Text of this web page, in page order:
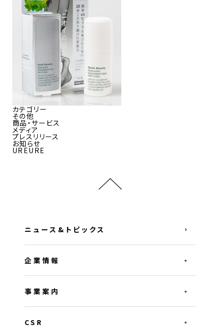
カテゴリー
その他
商品・サービス
メディア
プレスリリース
お知らせ
UREURE
ニュース&トピックス
企業情報
事業案内
CSR